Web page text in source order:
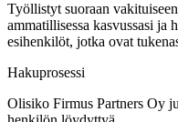
Työllistyt suoraan
ammatillisessa kasvussasi
esihenkilöt, jotka ovat
Hakuprosessi
Olisiko Firmus Partners Oy